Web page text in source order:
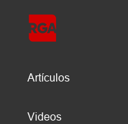
Artículos
Videos